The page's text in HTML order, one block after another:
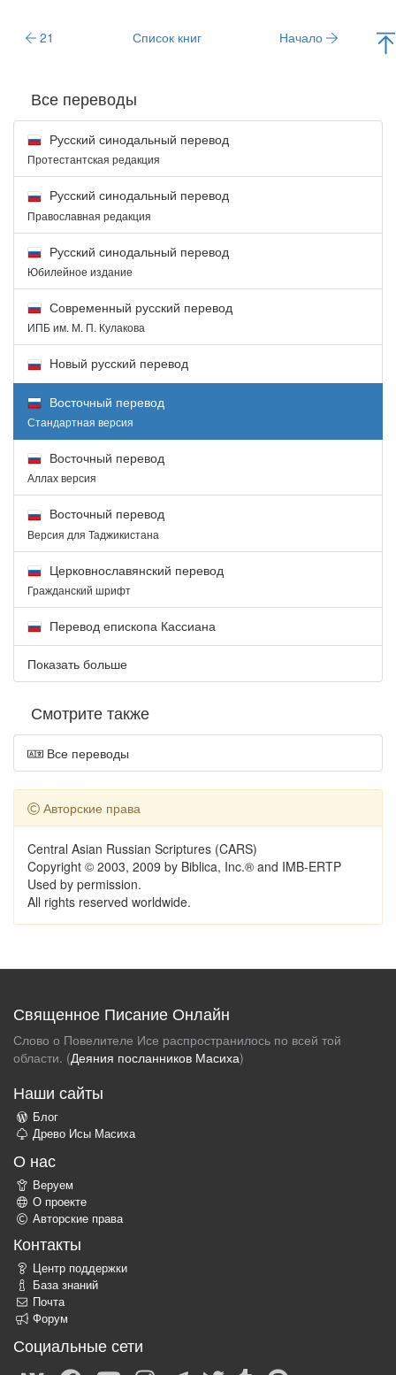
21 Список книг Начало
Все переводы
Русский синодальный перевод
Протестантская редакция
Русский синодальный перевод
Православная редакция
Русский синодальный перевод
Юбилейное издание
Современный русский перевод
ИПБ им. М. П. Кулакова
Новый русский перевод
Восточный перевод
Стандартная версия
Восточный перевод
Аллах версия
Восточный перевод
Версия для Таджикистана
Церковнославянский перевод
Гражданский шрифт
Перевод епископа Кассиана
Показать больше
Смотрите также
Все переводы
Авторские права
Central Asian Russian Scriptures (CARS)
Copyright © 2003, 2009 by Biblica, Inc.® and IMB-ERTP
Used by permission.
All rights reserved worldwide.
Священное Писание Онлайн
Слово о Повелителе Исе распространилось по всей той
области. (Деяния посланников Масиха)
Наши сайты
Блог
Древо Исы Масиха
О нас
Веруем
О проекте
Авторские права
Контакты
Центр поддержки
База знаний
Почта
Форум
Социальные сети